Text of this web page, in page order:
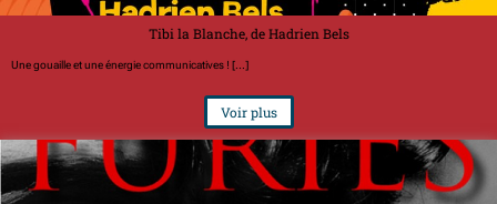
Tibi la Blanche, de Hadrien Bels
Une gouaille et une énergie communicatives ! [...]
Voir plus